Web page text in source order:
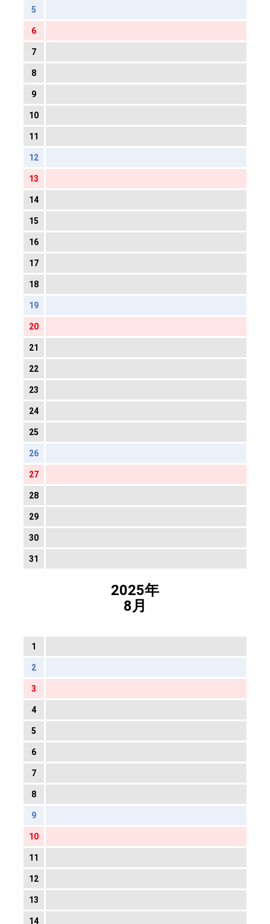
5
6
7
8
9
10
11
12
13
14
15
16
17
18
19
20
21
22
23
24
25
26
27
28
29
30
31
2025年
8月
1
2
3
4
5
6
7
8
9
10
11
12
13
14